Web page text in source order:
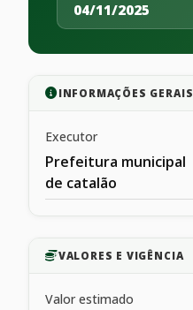
04/11/2025
INFORMAÇÕES GERAIS
Executor
Prefeitura municipal
de catalão
VALORES E VIGÊNCIA
Valor estimado